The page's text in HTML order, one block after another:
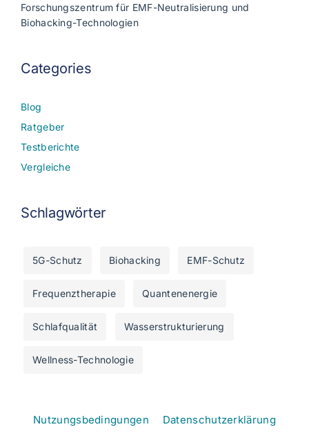
Forschungszentrum für EMF-Neutralisierung und
Biohacking-Technologien
Categories
Blog
Ratgeber
Testberichte
Vergleiche
Schlagwörter
5G-Schutz Biohacking EMF-Schutz
Frequenztherapie Quantenenergie
Schlafqualität Wasserstrukturierung
Wellness-Technologie
Nutzungsbedingungen
Datenschutzerklärung